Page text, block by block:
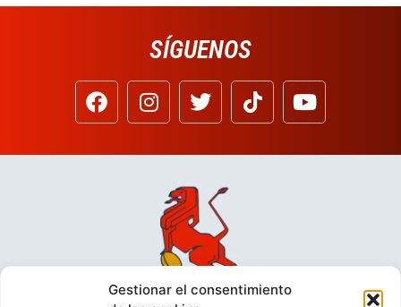
Gestionar el consentimiento
SÍGUENOS